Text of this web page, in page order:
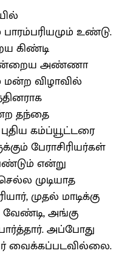
உண்டு.
கிண்டி
அண்ணா
விழாவில்
தந்தை
கம்ப்யூட்டரை
பேராசிரியர்கள்
என்று
முடியாத
முதல் மாடிக்கு
அங்கு
அப்போது
வைக்கப்படவில்லை.